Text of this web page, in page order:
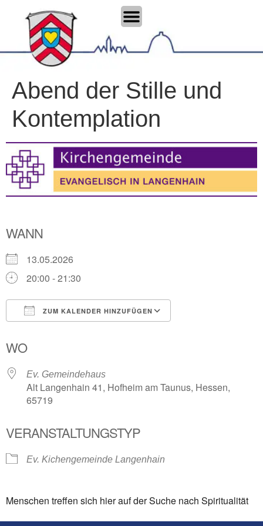
Abend der Stille und
Kontemplation
WANN
13.05.2026
20:00 - 21:30
ZUM KALENDER HINZUFÜGEN
WO
Ev. Gemeindehaus
Alt Langenhain 41, Hofheim am Taunus, Hessen,
65719
VERANSTALTUNGSTYP
Ev. Kichengemeinde Langenhain
Menschen treffen sich hier auf der Suche nach Spiritualität